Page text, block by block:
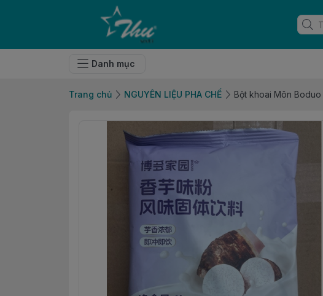
Danh mục
Trang chủ NGUYÊN LIỆU PHA CHẾ Bột khoai Môn Boduo